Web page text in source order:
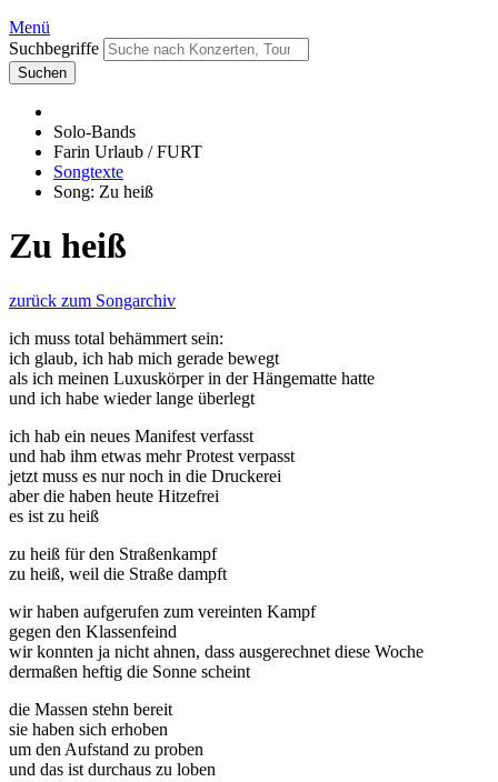
Menü
Suchbegriffe
Suchen
Solo-Bands
Farin Urlaub / FURT
Songtexte
Song: Zu heiß
Zu heiß
zurück zum Songarchiv
ich muss total behämmert sein:
ich glaub, ich hab mich gerade bewegt
als ich meinen Luxuskörper in der Hängematte hatte
und ich habe wieder lange überlegt
ich hab ein neues Manifest verfasst
und hab ihm etwas mehr Protest verpasst
jetzt muss es nur noch in die Druckerei
aber die haben heute Hitzefrei
es ist zu heiß
zu heiß für den Straßenkampf
zu heiß, weil die Straße dampft
wir haben aufgerufen zum vereinten Kampf
gegen den Klassenfeind
wir konnten ja nicht ahnen, dass ausgerechnet diese Woche
dermaßen heftig die Sonne scheint
die Massen stehn bereit
sie haben sich erhoben
um den Aufstand zu proben
und das ist durchaus zu loben